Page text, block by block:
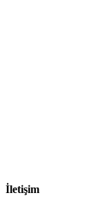
İletişim